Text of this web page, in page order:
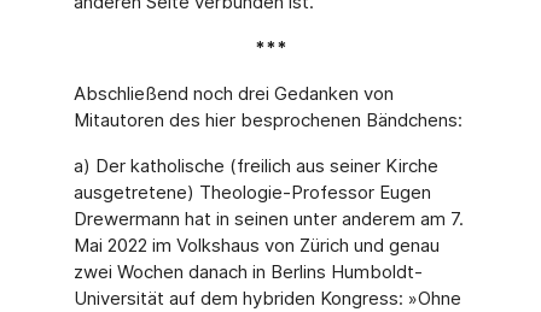
***
Abschließend noch drei Gedanken von
Mitautoren des hier besprochenen Bändchens:
a) Der katholische (freilich aus seiner Kirche
ausgetretene) Theologie-Professor Eugen
Drewermann hat in seinen unter anderem am 7.
Mai 2022 im Volkshaus von Zürich und genau
zwei Wochen danach in Berlins Humboldt-
Universität auf dem hybriden Kongress: »Ohne